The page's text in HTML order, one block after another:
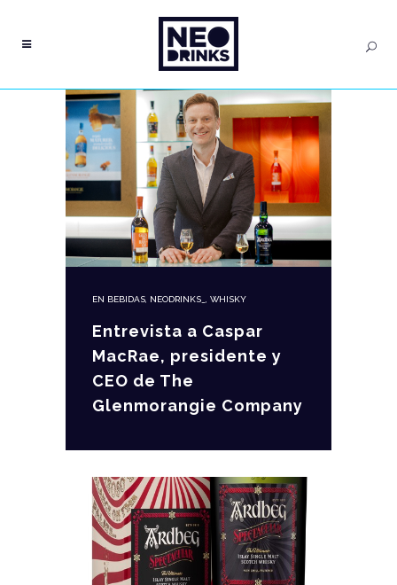
EN BEBIDAS NEODRINKS_ WHISKY
Entrevista a Caspar
MacRae, presidente y
CEO de The
Glenmorangie Company